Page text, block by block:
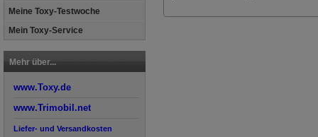
Meine Toxy-Testwoche
Mein Toxy-Service
Mehr über...
www.Toxy.de
www.Trimobil.net
Liefer- und Versandkosten